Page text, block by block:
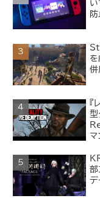
い
併
『
型
マ
部
デ